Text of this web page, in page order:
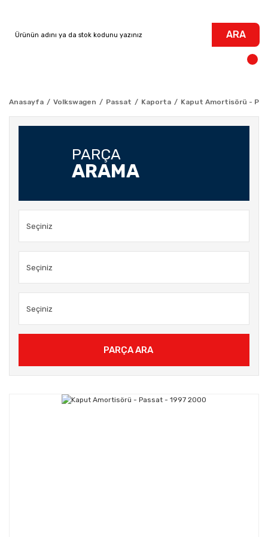
ARA
Anasayfa Volkswagen Passat Kaporta Kaput Amortisörü -
PARÇA
ARAMA
PARÇA ARA